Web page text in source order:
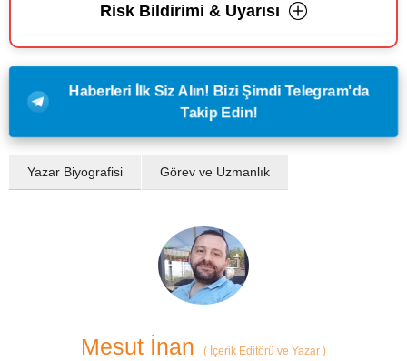
Risk Bildirimi & Uyarısı
Haberleri İlk Siz Alın! Bizi Şimdi Telegram'da
Takip Edin!
Yazar Biyografisi Görev ve Uzmanlık
Mesut İnan ( İçerik Editörü ve Yazar )